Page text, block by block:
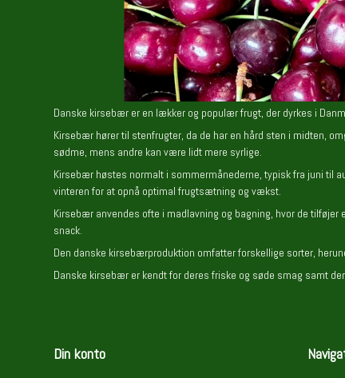
Danske kirsebær er en lækker og populær frugt, der dyrkes i
Kirsebær hører til stenfrugter, da de har en hård sten i midten,
sødme, mens andre kan være lidt mere syrlige.
Kirsebær høstes normalt i sommermånederne, typisk fra juni til
vinteren for at opnå optimal frugtsætning og vækst.
Kirsebær anvendes ofte i madlavning og bagning, hvor de
snack.
Den danske kirsebærproduktion omfatter forskellige sorter,
Danske kirsebær er kendt for deres friske og søde smag samt
Din konto